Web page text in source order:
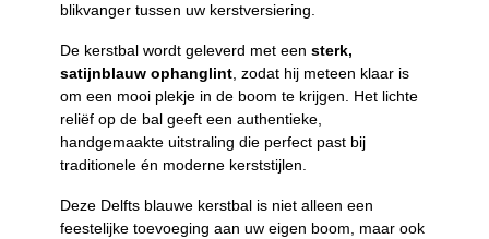
blikvanger tussen uw kerstversiering.
De kerstbal wordt geleverd met een sterk,
satijnblauw ophanglint, zodat hij meteen klaar is
om een mooi plekje in de boom te krijgen. Het lichte
reliëf op de bal geeft een authentieke,
handgemaakte uitstraling die perfect past bij
traditionele én moderne kerststijlen.
Deze Delfts blauwe kerstbal is niet alleen een
feestelijke toevoeging aan uw eigen boom, maar ook